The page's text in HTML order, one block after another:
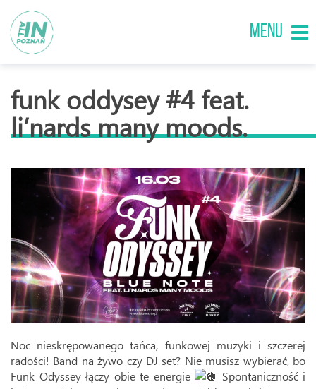
MENU
funk oddysey #4 feat.
li’nards many moods.
Noc nieskrępowanego tańca, funkowej muzyki i szczerej
radości! Band na żywo czy DJ set? Nie musisz wybierać, bo
Funk Odyssey łączy obie te energie
Spontaniczność i